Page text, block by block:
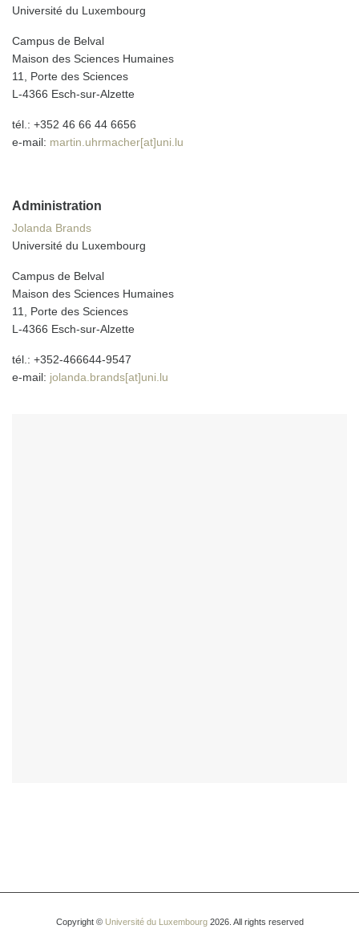
Université du Luxembourg
Campus de Belval
Maison des Sciences Humaines
11, Porte des Sciences
L-4366 Esch-sur-Alzette
tél.: +352 46 66 44 6656
e-mail: martin.uhrmacher[at]uni.lu
Administration
Jolanda Brands
Université du Luxembourg
Campus de Belval
Maison des Sciences Humaines
11, Porte des Sciences
L-4366 Esch-sur-Alzette
tél.: +352-466644-9547
e-mail: jolanda.brands[at]uni.lu
Copyright © Université du Luxembourg2026. All rights reserved